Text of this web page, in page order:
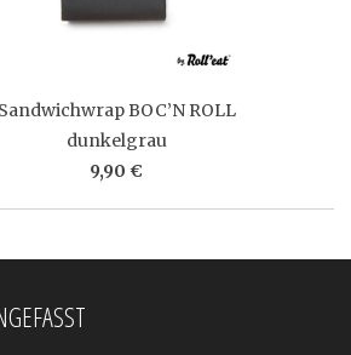
Sandwichwrap BOC’N ROLL
dunkelgrau
9,90 €